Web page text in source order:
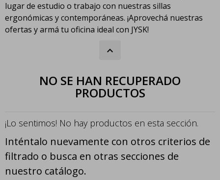
lugar de estudio o trabajo con nuestras sillas
ergonómicas y contemporáneas. ¡Aprovechá nuestras
ofertas y armá tu oficina ideal con JYSK!
NO SE HAN RECUPERADO
PRODUCTOS
¡Lo sentimos! No hay productos en esta sección.
Inténtalo nuevamente con otros criterios de
filtrado o busca en otras secciones de
nuestro catálogo.